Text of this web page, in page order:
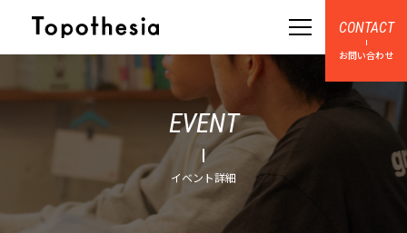
CONTACT
お問い合わせ
EVENT
イベント詳細